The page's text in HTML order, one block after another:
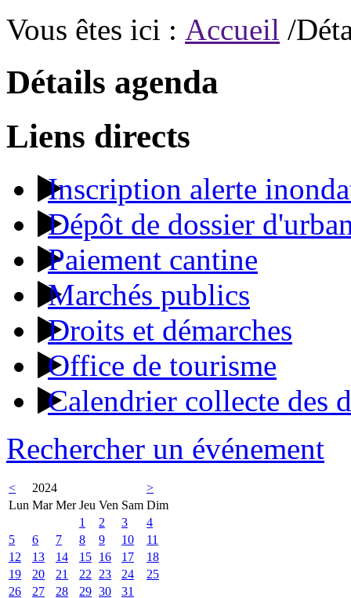
Vous êtes ici : Accueil /
Détails agenda
Liens directs
Inscription alerte
Dépôt de dossier
Paiement cantine
Marchés publics
Droits et démarches
Office de tourisme
Calendrier collecte des
Rechercher un événement
< 2024
>
Lun Mar Mer Jeu Ven Sam Dim
1
2 3
4
5
6 7 8 9 10
11
12
13 14 15 16 17
18
19
20 21 22 23 24
25
26
27 28 29 30 31